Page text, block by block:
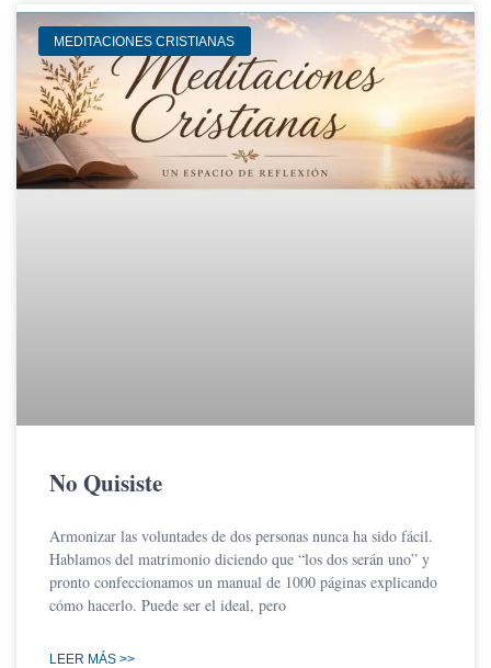
MEDITACIONES CRISTIANAS
No Quisiste
Armonizar las voluntades de dos personas nunca ha sido fácil.
Hablamos del matrimonio diciendo que “los dos serán uno” y
pronto confeccionamos un manual de 1000 páginas explicando
cómo hacerlo. Puede ser el ideal, pero
LEER MÁS >>